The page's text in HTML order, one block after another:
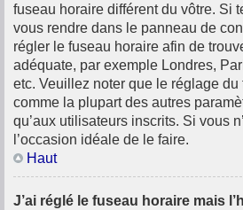
fuseau horaire différent du vôtre. Si
vous rendre dans le panneau de
régler le fuseau horaire afin de
adéquate, par exemple Londres,
etc. Veuillez noter que le réglage du
comme la plupart des autres
qu’aux utilisateurs inscrits. Si vous
l’occasion idéale de le faire.
Haut
J’ai réglé le fuseau horaire mais